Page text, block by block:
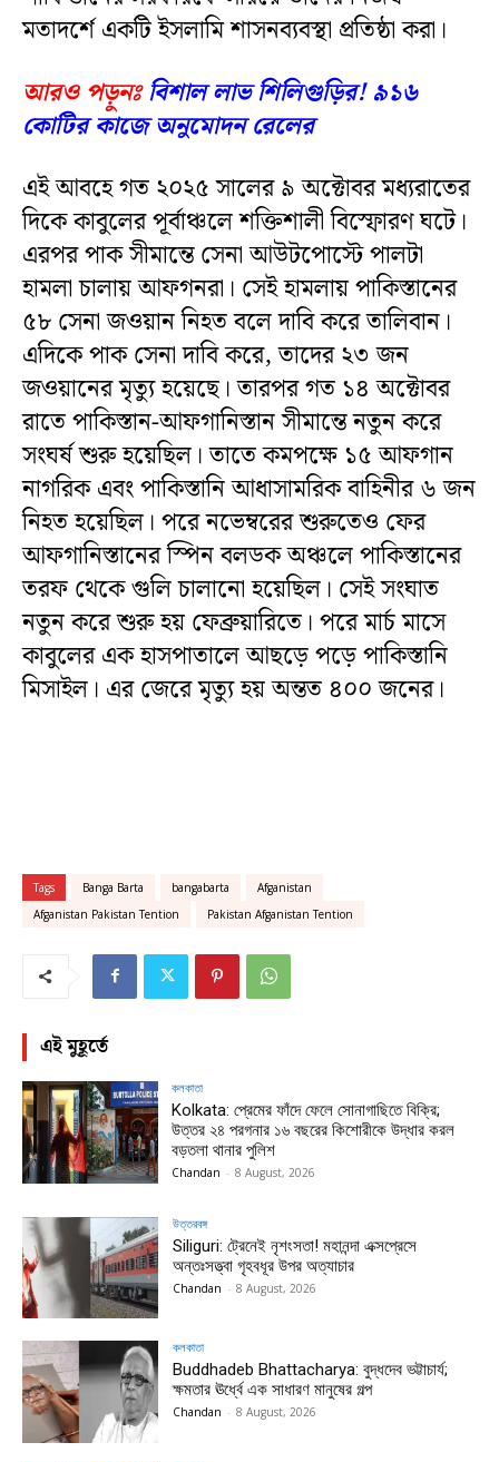
মতাদর্শে একটি ইসলামি শাসনব্যবস্থা প্রতিষ্ঠা করা।
আরও পড়ুনঃ বিশাল লাভ শিলিগুড়ির! ৯১৬
কোটির কাজে অনুমোদন রেলের
এই আবহে গত ২০২৫ সালের ৯ অক্টোবর মধ্যরাতের
দিকে কাবুলের পূর্বাঞ্চলে শক্তিশালী বিস্ফোরণ ঘটে।
এরপর পাক সীমান্তে সেনা আউটপোস্টে পালটা
হামলা চালায় আফগনরা। সেই হামলায় পাকিস্তানের
৫৮ সেনা জওয়ান নিহত বলে দাবি করে তালিবান।
এদিকে পাক সেনা দাবি করে, তাদের ২৩ জন
জওয়ানের মৃত্যু হয়েছে। তারপর গত ১৪ অক্টোবর
রাতে পাকিস্তান-আফগানিস্তান সীমান্তে নতুন করে
সংঘর্ষ শুরু হয়েছিল। তাতে কমপক্ষে ১৫ আফগান
নাগরিক এবং পাকিস্তানি আধাসামরিক বাহিনীর ৬ জন
নিহত হয়েছিল। পরে নভেম্বরের শুরুতেও ফের
আফগানিস্তানের স্পিন বলডক অঞ্চলে পাকিস্তানের
তরফ থেকে গুলি চালানো হয়েছিল। সেই সংঘাত
নতুন করে শুরু হয় ফেব্রুয়ারিতে। পরে মার্চ মাসে
কাবুলের এক হাসপাতালে আছড়ে পড়ে পাকিস্তানি
মিসাইল। এর জেরে মৃত্যু হয় অন্তত ৪০০ জনের।
Tags Banga Barta bangabarta
Afganistan
Afganistan Pakistan Tention
Pakistan Afganistan Tention
এই মুহূর্তে
কলকাতা
Kolkata: প্রেমের ফাঁদে ফেলে সোনাগাছিতে বিক্রি;
উত্তর ২৪ পরগনার ১৬ বছরের কিশোরীকে উদ্ধার করল
বড়তলা থানার পুলিশ
Chandan - 8 August, 2026
উত্তরবঙ্গ
Siliguri: ট্রেনেই নৃশংসতা! মহানন্দা এক্সপ্রেসে
অন্তঃসত্ত্বা গৃহবধূর উপর অত্যাচার
Chandan - 8 August, 2026
কলকাতা
Buddhadeb Bhattacharya: বুদ্ধদেব ভট্টাচার্য;
ক্ষমতার ঊর্ধ্বে এক সাধারণ মানুষের গল্প
Chandan - 8 August, 2026